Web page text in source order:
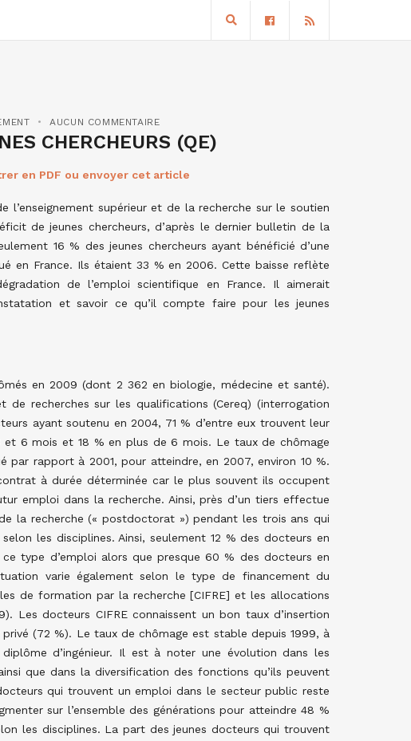
AUCUN COMMENTAIRE
CHERCHEURS (QE)
en PDF ou envoyer cet article
l’enseignement supérieur et de la recherche sur le soutien
de jeunes chercheurs, d’après le dernier bulletin de la
16 % des jeunes chercheurs ayant bénéficié d’une
en France. Ils étaient 33 % en 2006. Cette baisse reflète
de l’emploi scientifique en France. Il aimerait
et savoir ce qu’il compte faire pour les jeunes
en 2009 (dont 2 362 en biologie, médecine et santé).
de recherches sur les qualifications (Cereq) (interrogation
ayant soutenu en 2004, 71 % d’entre eux trouvent leur
6 mois et 18 % en plus de 6 mois. Le taux de chômage
par rapport à 2001, pour atteindre, en 2007, environ 10 %.
à durée déterminée car le plus souvent ils occupent
emploi dans la recherche. Ainsi, près d’un tiers effectue
la recherche (« postdoctorat ») pendant les trois ans qui
les disciplines. Ainsi, seulement 12 % des docteurs en
type d’emploi alors que presque 60 % des docteurs en
varie également selon le type de financement du
de formation par la recherche [CIFRE] et les allocations
Les docteurs CIFRE connaissent un bon taux d’insertion
(72 %). Le taux de chômage est stable depuis 1999, à
d’ingénieur. Il est à noter une évolution dans les
que dans la diversification des fonctions qu’ils peuvent
qui trouvent un emploi dans le secteur public reste
sur l’ensemble des générations pour atteindre 48 %
les disciplines. La part des jeunes docteurs qui trouvent